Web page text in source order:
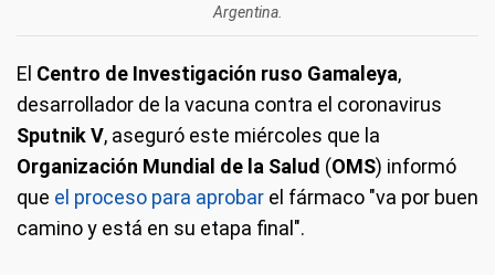
Argentina.
El Centro de Investigación ruso Gamaleya,
desarrollador de la vacuna contra el coronavirus
Sputnik V, aseguró este miércoles que la
Organización Mundial de la Salud (OMS) informó
que el proceso para aprobar el fármaco "va por buen
camino y está en su etapa final".